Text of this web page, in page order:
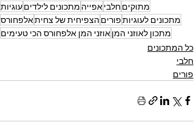
מתוקיםחלביאפייה מתכונים לילדיםעוגיות
מתכונים לעוגיותפורים הצפיחית של צחיתאלפחורס
מתכון לאוזני המןאוזני המן אלפחורס הכי טעימים
כל המתכונים
חלבי
פורים